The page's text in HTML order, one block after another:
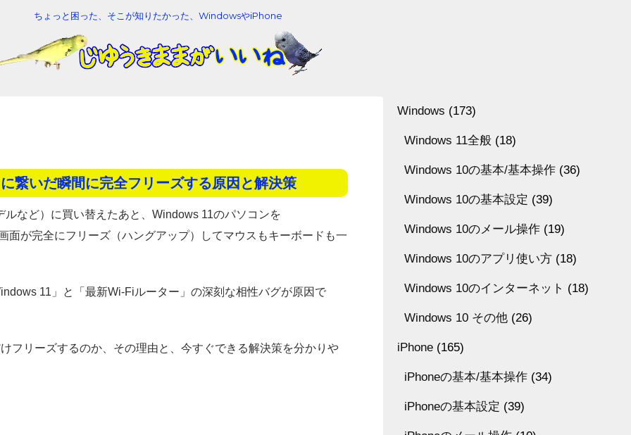
ちょっと困った、そこが知りたかった、WindowsやiPhone
繋いだ瞬間に完全フリーズする原因と解決策
など）に買い替えたあと、Windows 11のパソコンを
面が完全にフリーズ（ハングアップ）してマウスもキーボードも一
11」と「最新Wi-Fiルーター」の深刻な相性バグが原因で
フリーズするのか、その理由と、今すぐできる解決策を分かりや
Windows (173)
Windows 11全般 (18)
Windows 10の基本/基本操作 (36)
Windows 10の基本設定 (39)
Windows 10のメール操作 (19)
Windows 10のアプリ使い方 (18)
Windows 10のインターネット (18)
Windows 10 その他 (26)
iPhone (165)
iPhoneの基本/基本操作 (34)
iPhoneの基本設定 (39)